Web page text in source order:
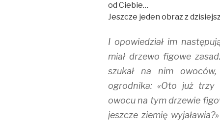
od Ciebie…
Jeszcze jeden obraz z
I opowiedział im
miał drzewo figowe
szukał na nim
ogrodnika: «Oto już trzy
owocu na tym drzewie
jeszcze ziemię